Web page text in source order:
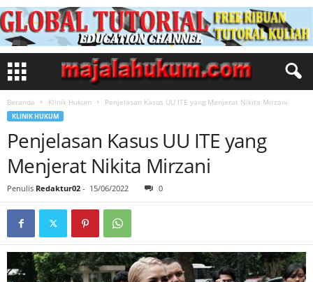
Beranda Klinik Hukum Penjelasan Kasus UU ITE yang Menjerat Nikita Mirzani
KLINIK HUKUM
Penjelasan Kasus UU ITE yang
Menjerat Nikita Mirzani
Penulis Redaktur02 - 15/06/2022 0